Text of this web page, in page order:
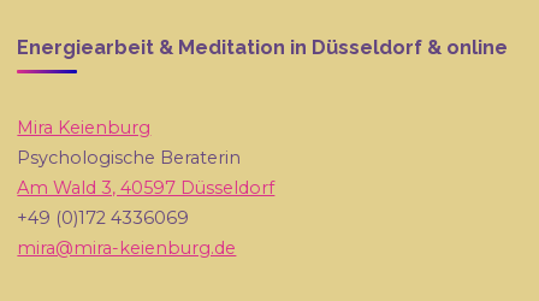
Energiearbeit & Meditation in Düsseldorf & online
Mira Keienburg
Psychologische Beraterin
Am Wald 3, 40597 Düsseldorf
+49 (0)172 4336069
mira@mira-keienburg.de